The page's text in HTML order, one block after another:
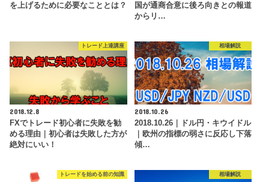
を上げるために必要なこととは？
国が通商合意に後ろ向きとの報道
からリ…
トレード上達講座
2018.12.8
FXでトレード初心者に失敗を勧
める理由｜初心者は失敗した方が
絶対にいい！
相場解説
2018.10.26
2018.10.26｜ドル円・キウイドル
｜欧州の指標の弱さに反応し下落
傾…
トレードを始める前の知識 相場解説